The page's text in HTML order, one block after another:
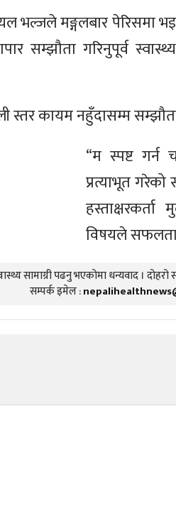
भल्जले मङ्गलबार
सम्झौता गरिनुपूर्व
स्तर कायम नहुँदासम्म
“म स्पष्ट गर्न
प्रत्याभूत गरेको
विषयले
सामाग्री पढनु भएकोमा धन्यवाद ।
सम्पर्क इमेल :